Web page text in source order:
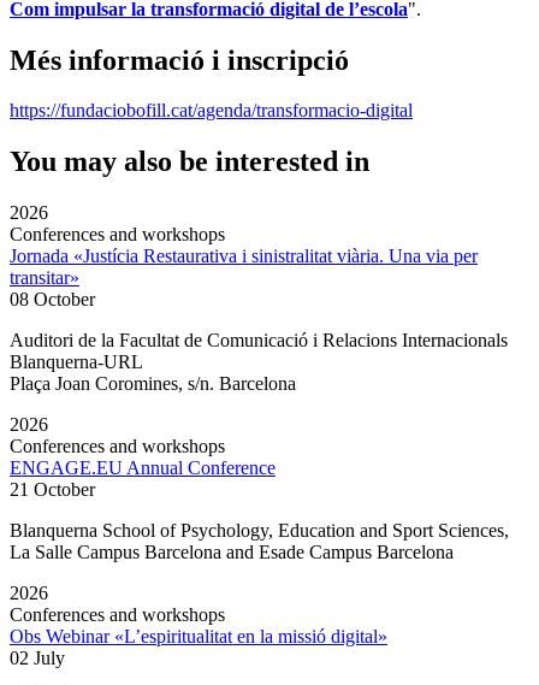
Com impulsar la transformació digital de l’escola".
Més informació i inscripció
https://fundaciobofill.cat/agenda/transformacio-digital
You may also be interested in
2026
Conferences and workshops
Jornada «Justícia Restaurativa i sinistralitat viària. Una via per
transitar»
08 October
Auditori de la Facultat de Comunicació i Relacions Internacionals
Blanquerna-URL
Plaça Joan Coromines, s/n. Barcelona
2026
Conferences and workshops
ENGAGE.EU Annual Conference
21 October
Blanquerna School of Psychology, Education and Sport Sciences,
La Salle Campus Barcelona and Esade Campus Barcelona
2026
Conferences and workshops
Obs Webinar «L’espiritualitat en la missió digital»
02 July